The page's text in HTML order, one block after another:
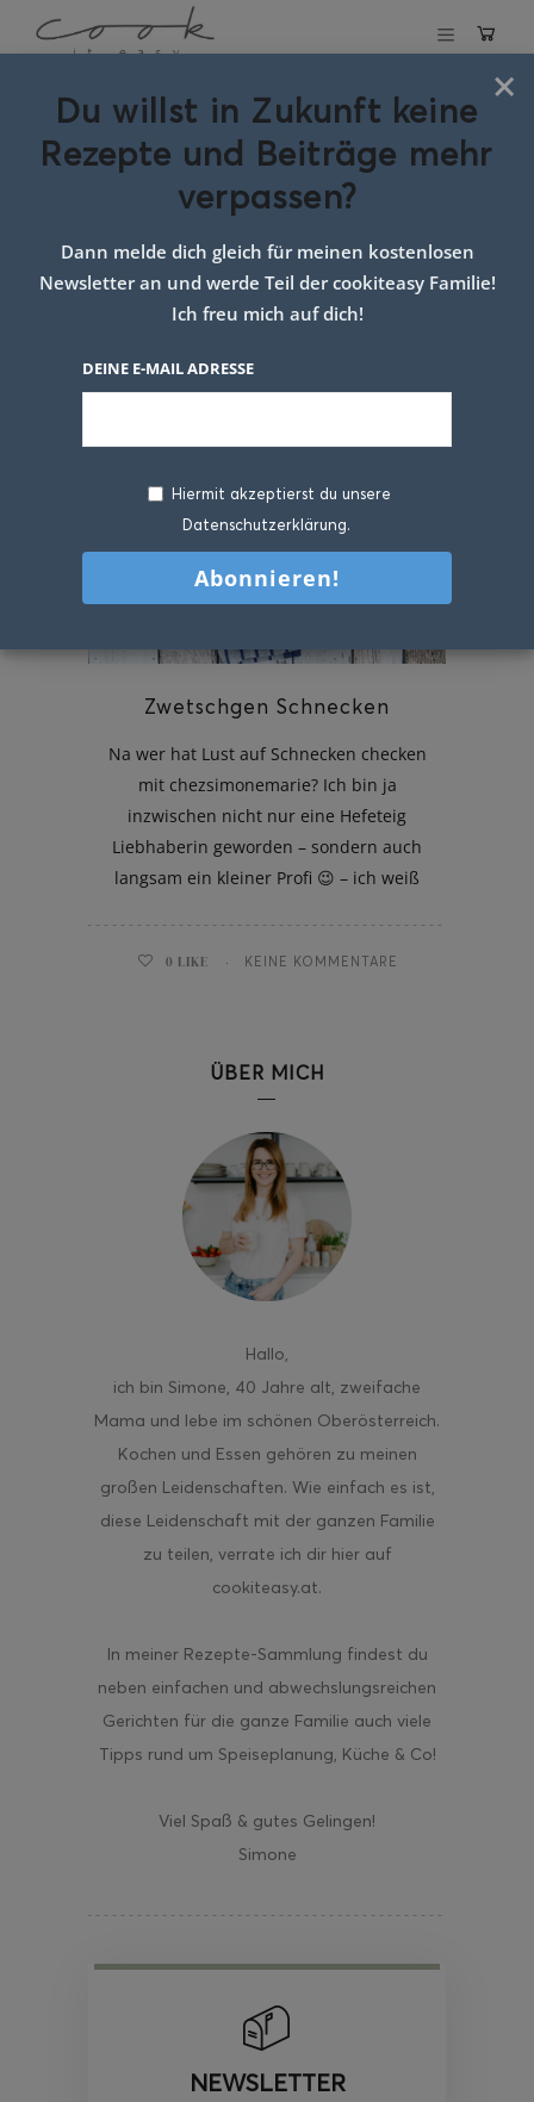
Schlagwort:
Zwetschken
Schnecken
Zwetschgen Schnecken
Na wer hat Lust auf Schnecken checken
mit chezsimonemarie? Ich bin ja
inzwischen nicht nur eine Hefeteig
Liebhaberin geworden – sondern auch
langsam ein kleiner Profi 😉 – ich weiß
0 LIKE KEINE KOMMENTARE
ÜBER MICH
Hallo,
ich bin Simone, 40 Jahre alt, zweifache
Mama und lebe im schönen Oberösterreich.
Kochen und Essen gehören zu meinen
großen Leidenschaften. Wie einfach es ist,
diese Leidenschaft mit der ganzen Familie
zu teilen, verrate ich dir hier auf
cookiteasy.at.
In meiner Rezepte-Sammlung findest du
neben einfachen und abwechslungsreichen
Gerichten für die ganze Familie auch viele
Tipps rund um Speiseplanung, Küche & Co!
Viel Spaß & gutes Gelingen!
Simone
NEWSLETTER
×
Du willst in Zukunft keine
Rezepte und Beiträge mehr
verpassen?
Dann melde dich gleich für meinen kostenlosen
Newsletter an und werde Teil der cookiteasy Familie!
Ich freu mich auf dich!
DEINE E-MAIL ADRESSE
Hiermit akzeptierst du unsere
Datenschutzerklärung.